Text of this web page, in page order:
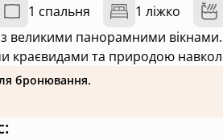
1 спальня 1 ліжко
краєвидами та природою
бронювання.